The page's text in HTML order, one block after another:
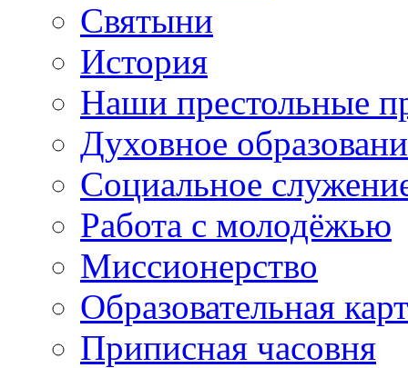
Святыни
История
Наши престольные
Духовное
Социальное
Работа с молодёжью
Миссионерство
Образовательная
Приписная часовня